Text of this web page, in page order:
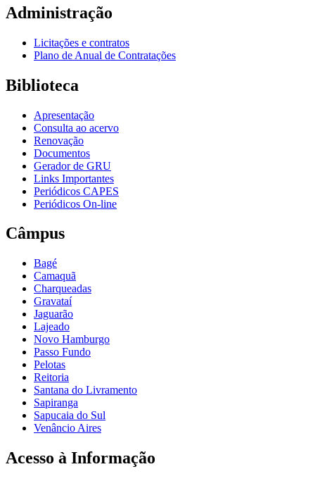
Administração
Licitações e contratos
Plano de Anual de Contratações
Biblioteca
Apresentação
Consulta ao acervo
Renovação
Documentos
Gerador de GRU
Links Importantes
Periódicos CAPES
Periódicos On-line
Câmpus
Bagé
Camaquã
Charqueadas
Gravataí
Jaguarão
Lajeado
Novo Hamburgo
Passo Fundo
Pelotas
Reitoria
Santana do Livramento
Sapiranga
Sapucaia do Sul
Venâncio Aires
Acesso à Informação